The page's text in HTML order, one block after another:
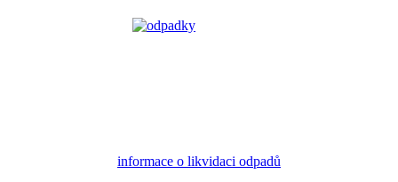
informace o likvidaci odpadů